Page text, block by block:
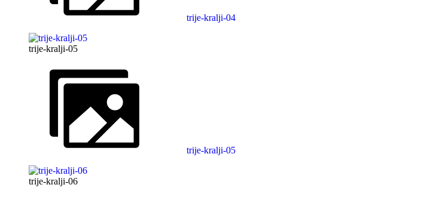
trije-kralji-04
trije-kralji-05
trije-kralji-05
trije-kralji-06